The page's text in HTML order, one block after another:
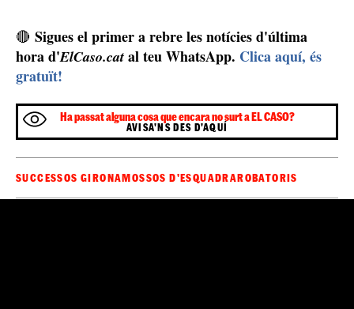
🔴 Sigues el primer a rebre les notícies d'última
hora d'ElCaso.cat al teu WhatsApp. Clica aquí, és
gratuït!
Ha passat alguna cosa que encara no surt a EL CASO?
AVISA'NS DES D'AQUÍ
SUCCESSOS GIRONAMOSSOS D'ESQUADRAROBATORIS